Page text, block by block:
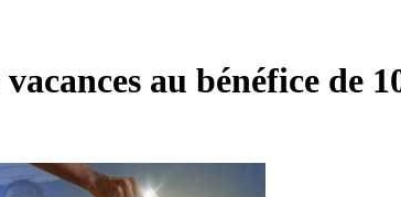
au bénéfice de